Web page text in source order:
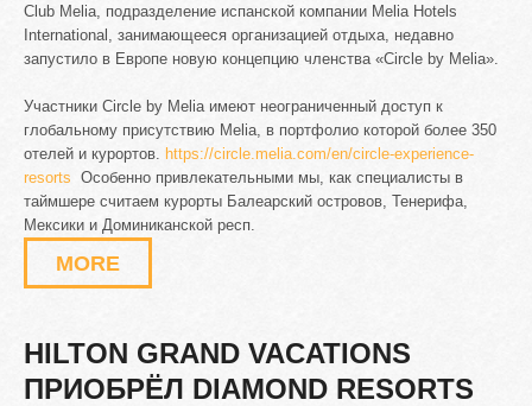
Club Melia, подразделение испанской компании Melia Hotels
International, занимающееся организацией отдыха, недавно
запустило в Европе новую концепцию членства «Circle by Melia».
Участники Circle by Melia имеют неограниченный доступ к
глобальному присутствию Melia, в портфолио которой более 350
отелей и курортов.
https://circle.melia.com/en/circle-experience-
resorts Особенно привлекательными мы, как специалисты в
таймшере считаем курорты Балеарский островов, Тенерифа,
Мексики и Доминиканской респ.
MORE
HILTON GRAND VACATIONS
ПРИОБРЁЛ DIAMOND RESORTS